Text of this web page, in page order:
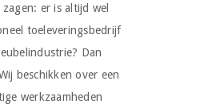
er is altijd wel
toeleveringsbedrijf
Dan
beschikken over een
werkzaamheden